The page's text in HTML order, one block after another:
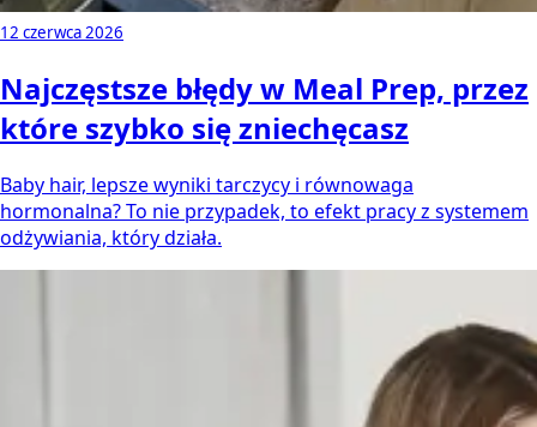
12 czerwca 2026
Najczęstsze błędy w Meal Prep, przez
które szybko się zniechęcasz
Baby hair, lepsze wyniki tarczycy i równowaga
hormonalna? To nie przypadek, to efekt pracy z systemem
odżywiania, który działa.